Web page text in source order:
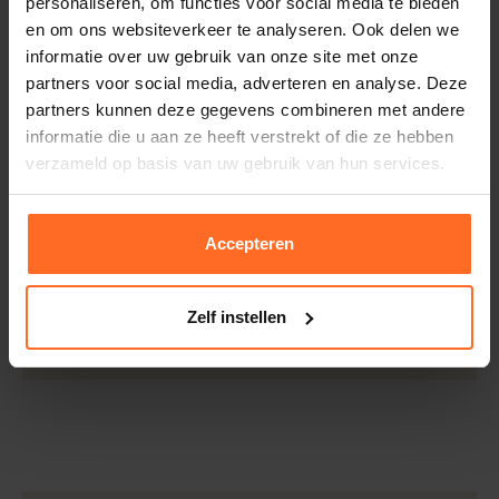
en om ons websiteverkeer te analyseren. Ook delen we
informatie over uw gebruik van onze site met onze
partners voor social media, adverteren en analyse. Deze
partners kunnen deze gegevens combineren met andere
informatie die u aan ze heeft verstrekt of die ze hebben
verzameld op basis van uw gebruik van hun services.
Accepteren
Zelf instellen
Kwaliteit
55%Pes.15%Acrylic,16
% Co, 2%Wo,2%Wm,
2%Li, 8%Nylon
Retourneren
Binnen 30 dagen eenvoudig retourneren via DHL voor
slechts € 4,95 of op eigen kosten via PostNL. In de
Bomont winkels kunt u ook gratis retourneren.
Betalen
iDeal, Riverty (Afterpay), creditcard of Paypal, kies zelf
één van de vele betaalopties.
Besteed € 100,- binnen een half jaar en krijg € 5,- retour
bekijk evt. openstaande waardecheques en je
puntensaldo.